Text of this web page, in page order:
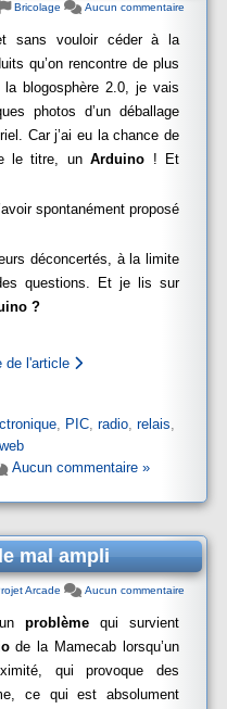
Bricolage Aucun commentaire
sans vouloir céder à la
qu’on rencontre de plus
blogosphère 2.0, je vais
photos d’un déballage
Car j’ai eu la chance de
le titre, unArduino ! Et
spontanément proposé
déconcertés, à la limite
questions. Et je lis sur
?
de l'article
, PIC, radio, relais,
web
Aucun commentaire »
mal ampli
Arcade Aucun commentaire
problème qui survient
de la Mamecab lorsqu’un
qui provoque des
ce qui est absolument